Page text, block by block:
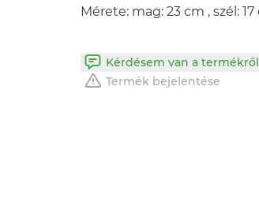
Kérdésem van a termékről
Termék bejelentése